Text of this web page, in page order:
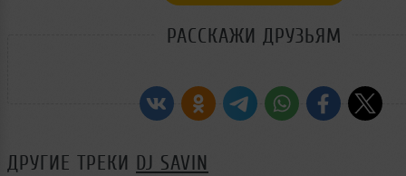
РАССКАЖИ ДРУЗЬЯМ
ДРУГИЕ ТРЕКИ DJ SAVIN